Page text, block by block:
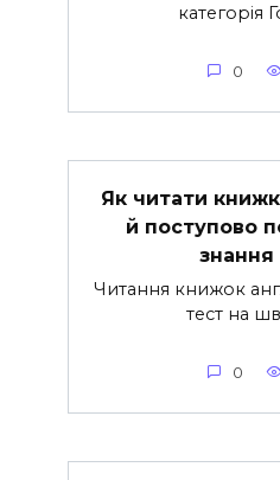
категорія
0
Як читати
й поступово
знання
Читання книжок
тест на
0